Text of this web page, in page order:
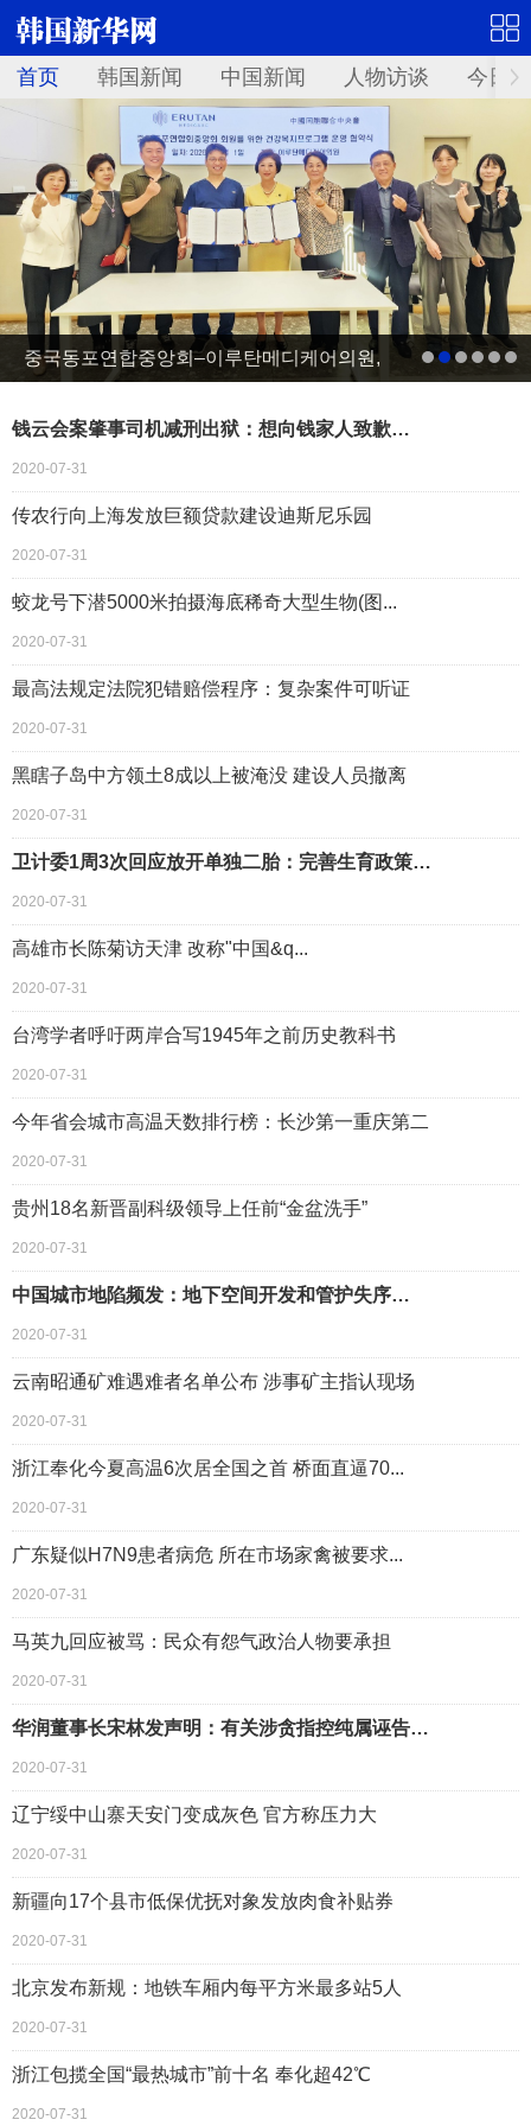
首页 韩国新闻 中国新闻 人物访谈 今日
중국동포연합중앙회–이루탄메디케어의원,
钱云会案肇事司机减刑出狱：想向钱家人致歉…
2020-07-31
传农行向上海发放巨额贷款建设迪斯尼乐园
2020-07-31
蛟龙号下潜5000米拍摄海底稀奇大型生物(图...
2020-07-31
最高法规定法院犯错赔偿程序：复杂案件可听证
2020-07-31
黑瞎子岛中方领土8成以上被淹没 建设人员撤离
2020-07-31
卫计委1周3次回应放开单独二胎：完善生育政策…
2020-07-31
高雄市长陈菊访天津 改称"中国&q...
2020-07-31
台湾学者呼吁两岸合写1945年之前历史教科书
2020-07-31
今年省会城市高温天数排行榜：长沙第一重庆第二
2020-07-31
贵州18名新晋副科级领导上任前“金盆洗手”
2020-07-31
中国城市地陷频发：地下空间开发和管护失序…
2020-07-31
云南昭通矿难遇难者名单公布 涉事矿主指认现场
2020-07-31
浙江奉化今夏高温6次居全国之首 桥面直逼70...
2020-07-31
广东疑似H7N9患者病危 所在市场家禽被要求...
2020-07-31
马英九回应被骂：民众有怨气政治人物要承担
2020-07-31
华润董事长宋林发声明：有关涉贪指控纯属诬告…
2020-07-31
辽宁绥中山寨天安门变成灰色 官方称压力大
2020-07-31
新疆向17个县市低保优抚对象发放肉食补贴券
2020-07-31
北京发布新规：地铁车厢内每平方米最多站5人
2020-07-31
浙江包揽全国“最热城市”前十名 奉化超42℃
2020-07-31